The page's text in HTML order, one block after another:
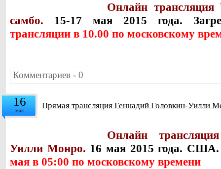
Онлайн
самбо. 15-17 мая 2015 года.
трансляции в 10.00 по московскому
Комментариев - 0
16
мая Прямая трансляция Геннадий Головкин-Уилли
Онлайн
Уилли Монро. 16 мая 2015 года.
мая в 05:00 по московскому времени